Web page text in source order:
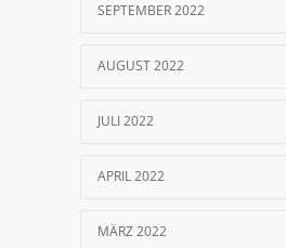
SEPTEMBER 2022
AUGUST 2022
JULI 2022
APRIL 2022
MÄRZ 2022